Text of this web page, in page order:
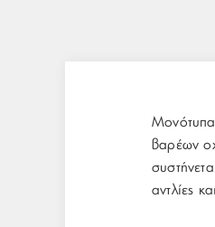
Μονότυπα
βαρέων
αντλίες